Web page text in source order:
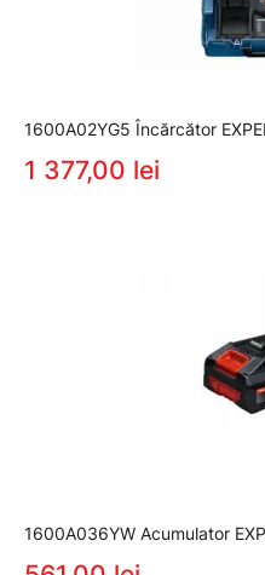
1600A02YG5 Încărcător
1 377,00 lei
1600A036YW Acumulator